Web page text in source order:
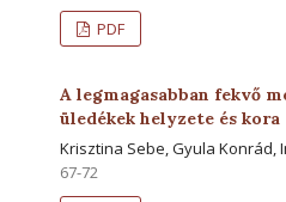
PDF
A legmagasabban fekvő
üledékek helyzete és kora
Krisztina Sebe, Gyula Konrád,
67-72